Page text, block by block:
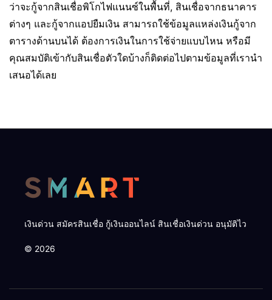
ว่าจะกู้จากสินเชื่อพิโกไฟแนนซ์ในพื้นที่, สินเชื่อจากธนาคาร
ต่างๆ และกู้จากแอปยืมเงิน สามารถใช้ข้อมูลแหล่งเงินกู้จาก
ตารางด้านบนได้ ต้องการเงินในการใช้จ่ายแบบไหน หรือมี
คุณสมบัติเข้ากับสินเชื่อตัวใดบ้างก็ติดต่อไปตามข้อมูลที่เรานำ
เสนอได้เลย
เงินด่วน สมัครสินเชื่อ กู้เงินออนไลน์ สินเชื่อเงินด่วน อนุมัติไว
© 2026